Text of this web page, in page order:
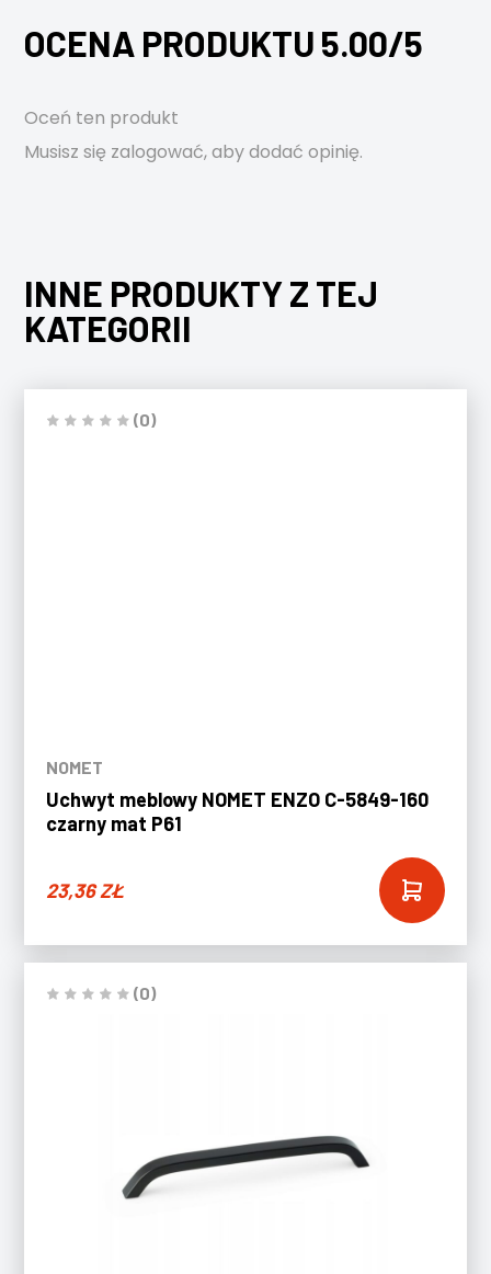
OCENA PRODUKTU 5.00/5
Oceń ten produkt
Musisz się zalogować, aby dodać opinię.
INNE PRODUKTY Z TEJ
KATEGORII
(0)
NOMET
Uchwyt meblowy NOMET ENZO C-5849-160
czarny mat P61
23,36ZŁ
(0)